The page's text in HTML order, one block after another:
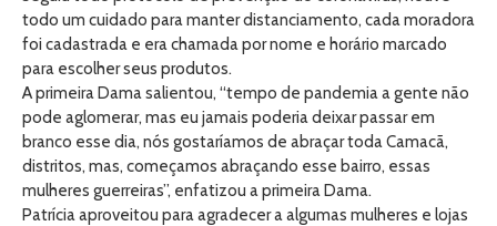
todo um cuidado para manter distanciamento, cada moradora
foi cadastrada e era chamada por nome e horário marcado
para escolher seus produtos.
A primeira Dama salientou, “tempo de pandemia a gente não
pode aglomerar, mas eu jamais poderia deixar passar em
branco esse dia, nós gostaríamos de abraçar toda Camacã,
distritos, mas, começamos abraçando esse bairro, essas
mulheres guerreiras”, enfatizou a primeira Dama.
Patrícia aproveitou para agradecer a algumas mulheres e lojas